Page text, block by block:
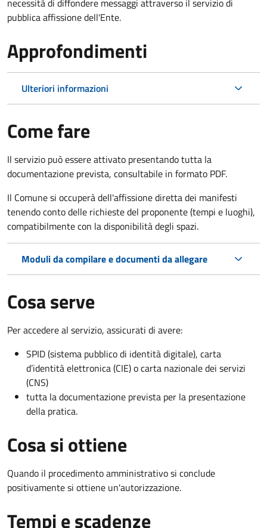
necessità di diffondere messaggi attraverso il servizio di
pubblica affissione dell'Ente.
Approfondimenti
Ulteriori informazioni
Come fare
Il servizio può essere attivato presentando tutta la
documentazione prevista, consultabile in formato PDF.
Il Comune si occuperà dell'affissione diretta dei manifesti
tenendo conto delle richieste del proponente (tempi e luoghi),
compatibilmente con la disponibilità degli spazi.
Moduli da compilare e documenti da allegare
Cosa serve
Per accedere al servizio, assicurati di avere:
SPID (sistema pubblico di identità digitale), carta
d’identità elettronica (CIE) o carta nazionale dei servizi
(CNS)
tutta la documentazione prevista per la presentazione
della pratica.
Cosa si ottiene
Quando il procedimento amministrativo si conclude
positivamente si ottiene un'autorizzazione.
Tempi e scadenze